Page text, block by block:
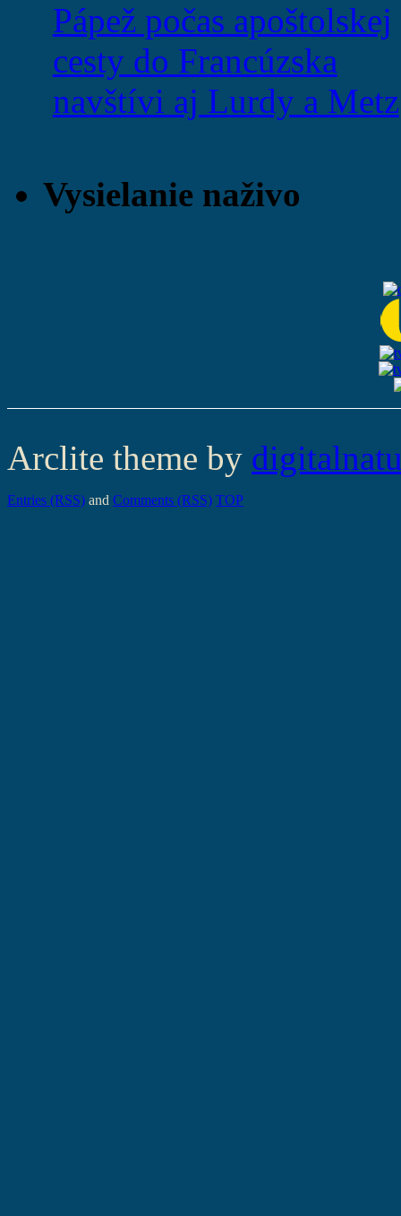
Pápež počas apoštolskej
cesty do Francúzska
navštívi aj Lurdy a Metz
Vysielanie naživo
Arclite theme by
Entries (RSS) and Comments (RSS) TOP